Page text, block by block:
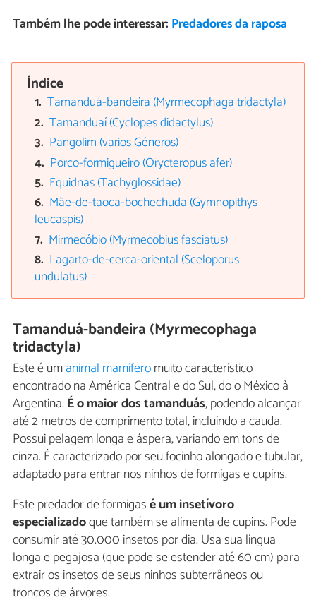
Também lhe pode interessar: Predadores da raposa
Índice
Tamanduá-bandeira (Myrmecophaga tridactyla)
Tamanduaí (Cyclopes didactylus)
Pangolim (varios Géneros)
Porco-formigueiro (Orycteropus afer)
Equidnas (Tachyglossidae)
Mãe-de-taoca-bochechuda (Gymnopithys
leucaspis)
Mirmecóbio (Myrmecobius fasciatus)
Lagarto-de-cerca-oriental (Sceloporus
undulatus)
Tamanduá-bandeira (Myrmecophaga
tridactyla)
Este é umanimal mamíferomuito característico
encontrado na América Central e do Sul, do o México à
Argentina. É o maior dos tamanduás, podendo alcançar
até 2 metros de comprimento total, incluindo a cauda.
Possui pelagem longa e áspera, variando em tons de
cinza. É caracterizado por seu focinho alongado e tubular,
adaptado para entrar nos ninhos de formigas e cupins.
Este predador de formigasé um insetívoro
especializadoque também se alimenta de cupins. Pode
consumir até 30.000 insetos por dia. Usa sua língua
longa e pegajosa (que pode se estender até 60 cm) para
extrair os insetos de seus ninhos subterrâneos ou
troncos de árvores.